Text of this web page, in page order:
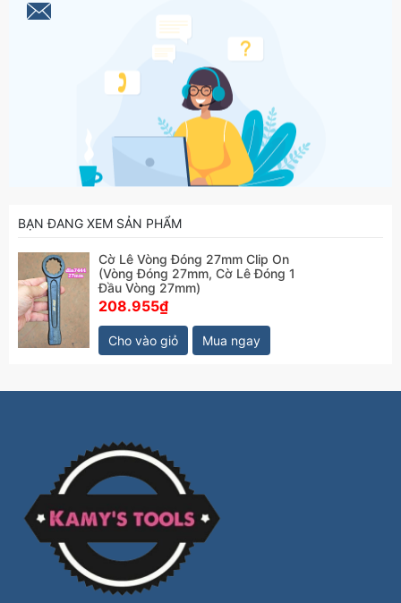
BẠN ĐANG XEM SẢN PHẨM
Cờ Lê Vòng Đóng 27mm Clip On
(Vòng Đóng 27mm, Cờ Lê Đóng 1
Đầu Vòng 27mm)
208.955₫
Cho vào giỏ Mua ngay